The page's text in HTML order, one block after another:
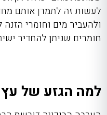
לעשות זה לתמרן אותם
ולהעביר מים וחומרי
חומרים שניתן להחדיר
למה הגזע של